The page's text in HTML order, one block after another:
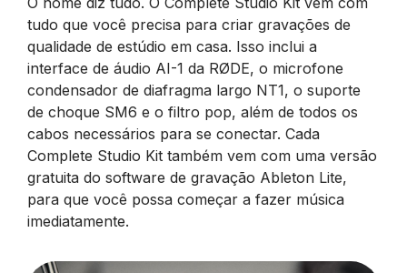
tudo que você precisa para criar gravações de
qualidade de estúdio em casa. Isso inclui a
interface de áudio AI-1 da RØDE, o microfone
condensador de diafragma largo NT1, o suporte
de choque SM6 e o filtro pop, além de todos os
cabos necessários para se conectar. Cada
Complete Studio Kit também vem com uma versão
gratuita do software de gravação Ableton Lite,
para que você possa começar a fazer música
imediatamente.